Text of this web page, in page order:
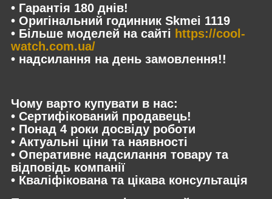
• Гарантія 180 днів!
• Оригінальний годинник Skmei 1119
• Більше моделей на сайті https://cool-
watch.com.ua/
• надсилання на день замовлення!!
Чому варто купувати в нас:
• Сертифікований продавець!
• Понад 4 роки досвіду роботи
• Актуальні ціни та наявності
• Оперативне надсилання товару та
відповідь компанії
• Кваліфікована та цікава консультація